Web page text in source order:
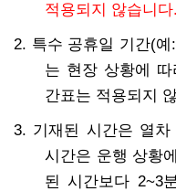
적용되지 않습니다.
2. 특수 공휴일 기간(
는 현장 상황에
간표는 적용되지
3. 기재된 시간은 열
시간은 운행 상황
된 시간보다 2~3